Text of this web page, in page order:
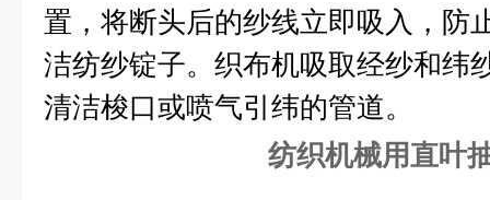
置，将断头后的纱线立即吸入，防
洁纺纱锭子。 织布机吸取经纱和纬
清洁梭口或喷气引纬的管道。
纺织机械用直叶